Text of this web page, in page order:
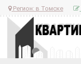
Регион: в Томске